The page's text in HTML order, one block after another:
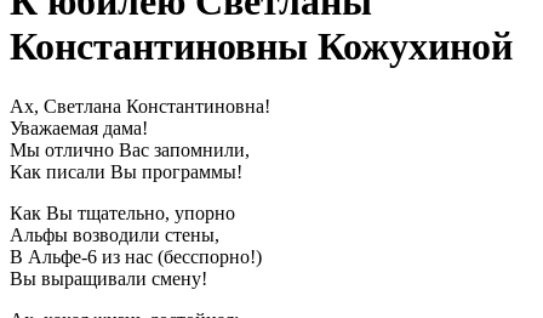
Константиновны Кожухиной
Ах, Светлана Константиновна!
Уважаемая дама!
Мы отлично Вас запомнили,
Как писали Вы программы!
Как Вы тщательно, упорно
Альфы возводили стены,
В Альфе-6 из нас (бесспорно!)
Вы выращивали смену!